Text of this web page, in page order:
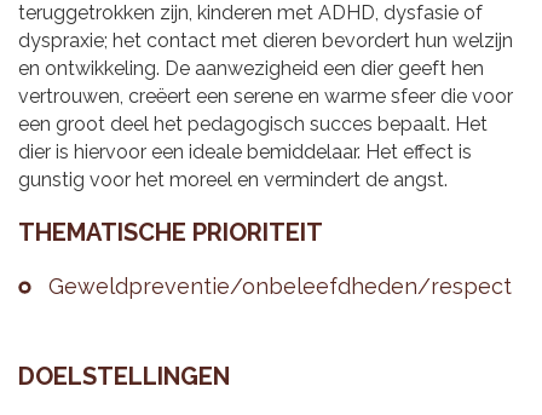
teruggetrokken zijn, kinderen met ADHD, dysfasie of
dyspraxie; het contact met dieren bevordert hun welzijn
en ontwikkeling. De aanwezigheid een dier geeft hen
vertrouwen, creëert een serene en warme sfeer die voor
een groot deel het pedagogisch succes bepaalt. Het
dier is hiervoor een ideale bemiddelaar. Het effect is
gunstig voor het moreel en vermindert de angst.
THE­MA­TI­SCHE PRI­O­RI­TEIT
Ge­weld­pre­ven­tie/on­be­leefd­he­den/res­pect
DOEL­STEL­LIN­GEN